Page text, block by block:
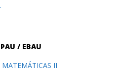
/ EBAU
MATEMÁTICAS II